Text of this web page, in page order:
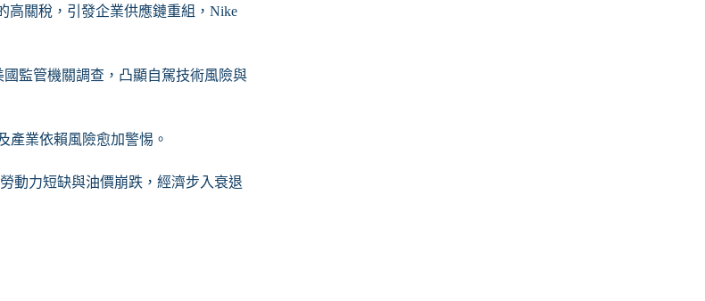
高關稅，引發企業供應鏈重組，Nike
國監管機關調查，凸顯自駕技術風險與
產業依賴風險愈加警惕。
動力短缺與油價崩跌，經濟步入衰退